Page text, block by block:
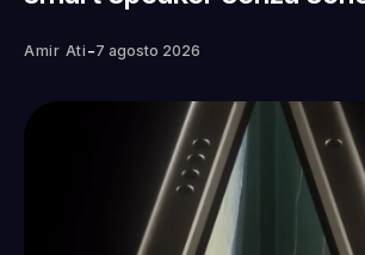
Amir Ati -7 agosto 2026